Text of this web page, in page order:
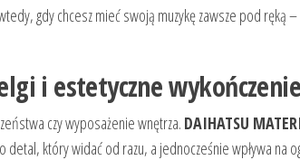
gdy chcesz mieć swoją muzykę zawsze pod ręką
i estetyczne wykończenie
czy wyposażenie wnętrza. DAIHATSU
który widać od razu, a jednocześnie wpływa na